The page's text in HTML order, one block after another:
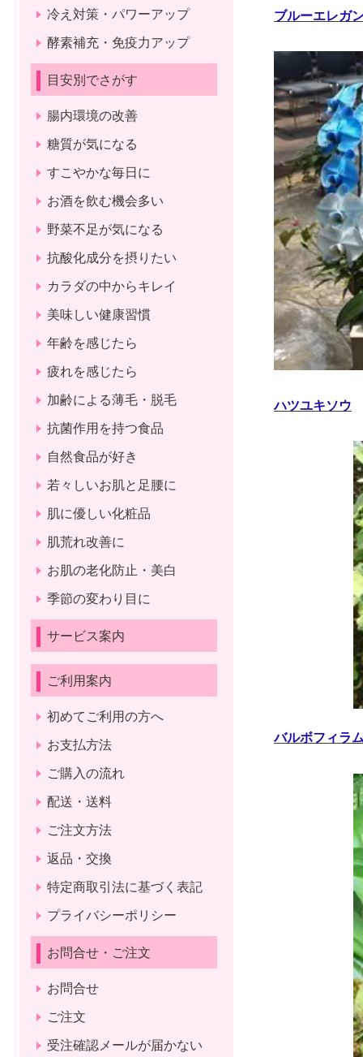
ブルーエレガ
ハツユキソウ
バルボフィラ
冷え対策・パワーアップ
酵素補充・免疫力アップ
目安別でさがす
腸内環境の改善
糖質が気になる
すこやかな毎日に
お酒を飲む機会多い
野菜不足が気になる
抗酸化成分を摂りたい
カラダの中からキレイ
美味しい健康習慣
年齢を感じたら
疲れを感じたら
加齢による薄毛・脱毛
抗菌作用を持つ食品
自然食品が好き
若々しいお肌と足腰に
肌に優しい化粧品
肌荒れ改善に
お肌の老化防止・美白
季節の変わり目に
サービス案内
ご利用案内
初めてご利用の方へ
お支払方法
ご購入の流れ
配送・送料
ご注文方法
返品・交換
特定商取引法に基づく表記
プライバシーポリシー
お問合せ・ご注文
お問合せ
ご注文
受注確認メールが届かない